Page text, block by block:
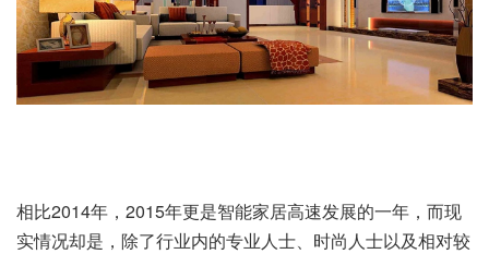
相比2014年，2015年更是智能家居高速发展的一年，而现
实情况却是，除了行业内的专业人士、时尚人士以及相对较